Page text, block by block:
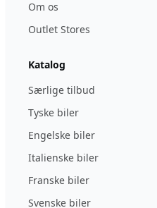
Om os
Outlet Stores
Katalog
Særlige tilbud
Tyske biler
Engelske biler
Italienske biler
Franske biler
Svenske biler